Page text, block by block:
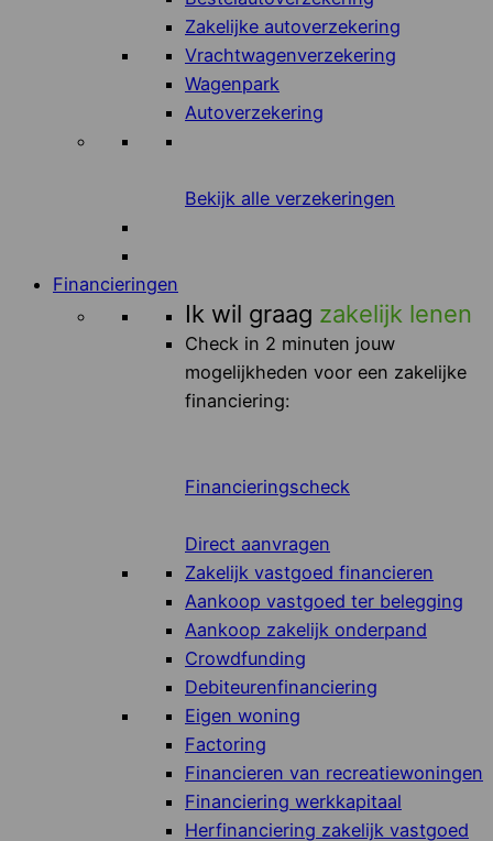
Zakelijke autoverzekering
Vrachtwagenverzekering
Wagenpark
Autoverzekering
Bekijk alle verzekeringen
Financieringen
Ik wil graag zakelijk lenen
Check in 2 minuten jouw
mogelijkheden voor een zakelijke
financiering:
Financieringscheck
Direct aanvragen
Zakelijk vastgoed financieren
Aankoop vastgoed ter belegging
Aankoop zakelijk onderpand
Crowdfunding
Debiteurenfinanciering
Eigen woning
Factoring
Financieren van recreatiewoningen
Financiering werkkapitaal
Herfinanciering zakelijk vastgoed